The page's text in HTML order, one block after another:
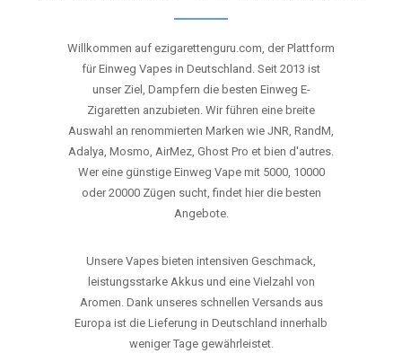
Willkommen auf ezigarettenguru.com, der Plattform
für Einweg Vapes in Deutschland. Seit 2013 ist
unser Ziel, Dampfern die besten Einweg E-
Zigaretten anzubieten. Wir führen eine breite
Auswahl an renommierten Marken wie JNR, RandM,
Adalya, Mosmo, AirMez, Ghost Pro et bien d'autres.
Wer eine günstige Einweg Vape mit 5000, 10000
oder 20000 Zügen sucht, findet hier die besten
Angebote.
Unsere Vapes bieten intensiven Geschmack,
leistungsstarke Akkus und eine Vielzahl von
Aromen. Dank unseres schnellen Versands aus
Europa ist die Lieferung in Deutschland innerhalb
weniger Tage gewährleistet.